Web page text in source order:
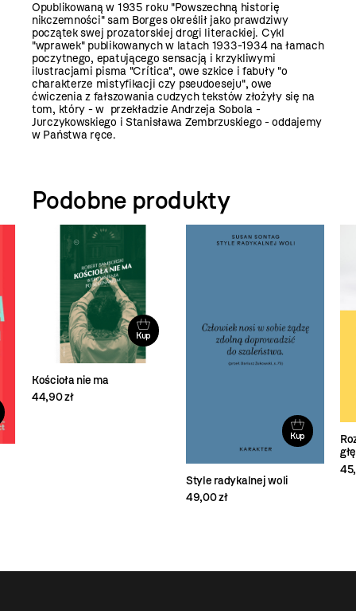
Opublikowaną w 1935 roku "Powszechną historię
nikczemności" sam Borges określił jako prawdziwy
początek swej prozatorskiej drogi literackiej. Cykl
"wprawek" publikowanych w latach 1933-1934 na łamach
poczytnego, epatującego sensacją i krzykliwymi
ilustracjami pisma "Crítica", owe szkice i fabuły "o
charakterze mistyfikacji czy pseudoeseju", owe
ćwiczenia z fałszowania cudzych tekstów złożyły się na
tom, który - w przekładzie Andrzeja Sobola -
Jurczykowskiego i Stanisława Zembrzuskiego - oddajemy
w Państwa ręce.
Podobne produkty
Kup
Kościoła nie ma
44,90 zł
Kup
Style radykalnej woli
49,00 zł